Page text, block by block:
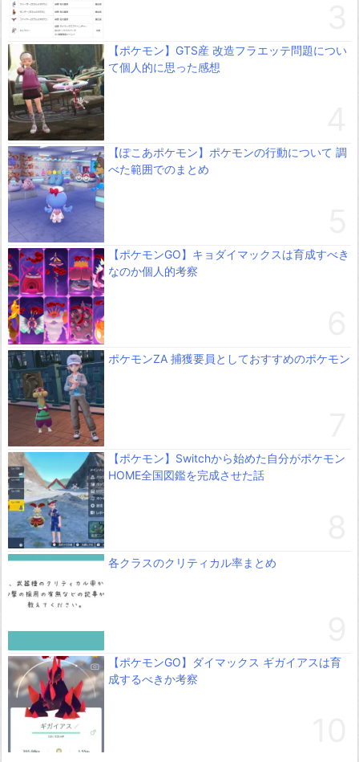
【ポケモン】GTS産 改造フラエッテ問題につい
て個人的に思った感想
【ぽこあポケモン】ポケモンの行動について 調
べた範囲でのまとめ
【ポケモンGO】キョダイマックスは育成すべき
なのか個人的考察
ポケモンZA 捕獲要員としておすすめのポケモン
【ポケモン】Switchから始めた自分がポケモン
HOME全国図鑑を完成させた話
各クラスのクリティカル率まとめ
【ポケモンGO】ダイマックス ギガイアスは育
成するべきか考察